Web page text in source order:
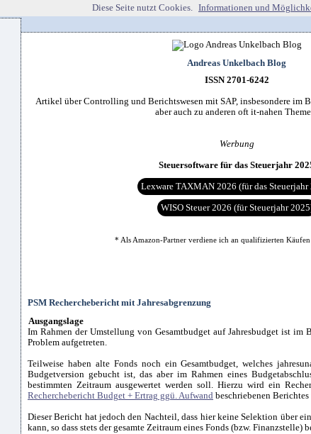
Andreas Unkelbach Blog
ISSN 2701-6242
Artikel über Controlling und Berichtswesen mit SAP, insbesondere im
aber auch zu anderen oft it-nahen
Werbung
Steuersoftware für das Steuerjahr
Lexware TAXMAN 2026 (für das Steuerjahr
WISO Steuer 2026 (für Steuerjahr
* Als Amazon-Partner verdiene ich an qualifizierten Käufen
PSM Recherchebericht mit Jahresabgrenzung
Ausgangslage
Im Rahmen der Umstellung von Gesamtbudget auf Jahresbudget ist im
Problem aufgetreten.
Teilweise haben alte Fonds noch ein Gesamtbudget, welches
Budgetversion gebucht ist, das aber im Rahmen eines
bestimmten Zeitraum ausgewertet werden soll. Hierzu wird ein
Recherchebericht Budget + Ertrag ggü. Aufwand beschriebenen
Dieser Bericht hat jedoch den Nachteil, dass hier keine Selektion über
kann, so dass stets der gesamte Zeitraum eines Fonds (bzw. Finanzstelle)
Diese Seite nutzt Cookies. Informationen und